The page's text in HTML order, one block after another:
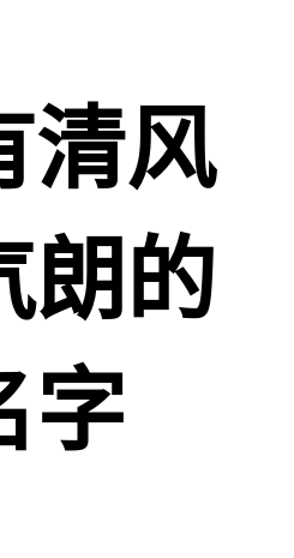
清风
朗的
字